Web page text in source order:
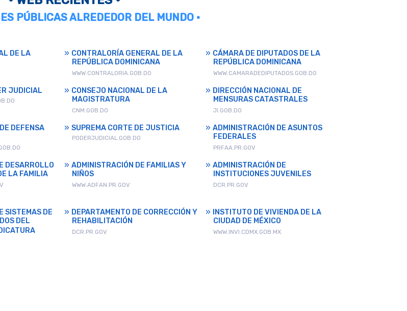
PÚBLICAS ALREDEDOR DEL MUNDO •
DE LA CONTRALORÍA GENERAL DE LA
REPÚBLICA DOMINICANA
WWW.CONTRALORIA.GOB.DO
CÁMARA DE DIPUTADOS DE LA
REPÚBLICA DOMINICANA
WWW.CAMARADEDIPUTADOS.GOB.DO
JUDICIAL CONSEJO NACIONAL DE LA
MAGISTRATURA
CNM.GOB.DO
DIRECCIÓN NACIONAL DE
MENSURAS CATASTRALES
JI.GOB.DO
DEFENSA SUPREMA CORTE DE JUSTICIA
PODERJUDICIAL.GOB.DO
ADMINISTRACIÓN DE ASUNTOS
FEDERALES
PRFAA.PR.GOV
DESARROLLO
LA FAMILIA
ADMINISTRACIÓN DE FAMILIAS Y
NIÑOS
WWW.ADFAN.PR.GOV
ADMINISTRACIÓN DE
INSTITUCIONES JUVENILES
DCR.PR.GOV
SISTEMAS DE
DEL
DEPARTAMENTO DE CORRECCIÓN Y
REHABILITACIÓN
DCR.PR.GOV
INSTITUTO DE VIVIENDA DE LA
CIUDAD DE MÉXICO
WWW.INVI.CDMX.GOB.MX